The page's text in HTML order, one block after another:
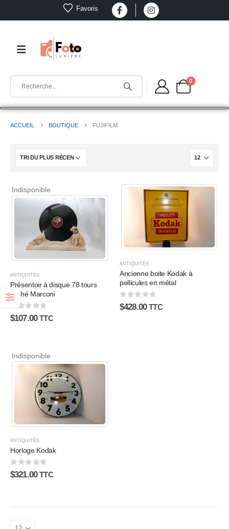
Favoris
0
ACCUEIL BOUTIQUE FUJIFILM
Indisponible
ANTIQUITÉS
Présentoir à disque 78 tours
Pathé Marconi
0sur 5
$107.00 TTC
ANTIQUITÉS
Ancienne boite Kodak à
pellicules en métal
0 sur 5
$428.00 TTC
Indisponible
ANTIQUITÉS
Horloge Kodak
0sur 5
$321.00 TTC